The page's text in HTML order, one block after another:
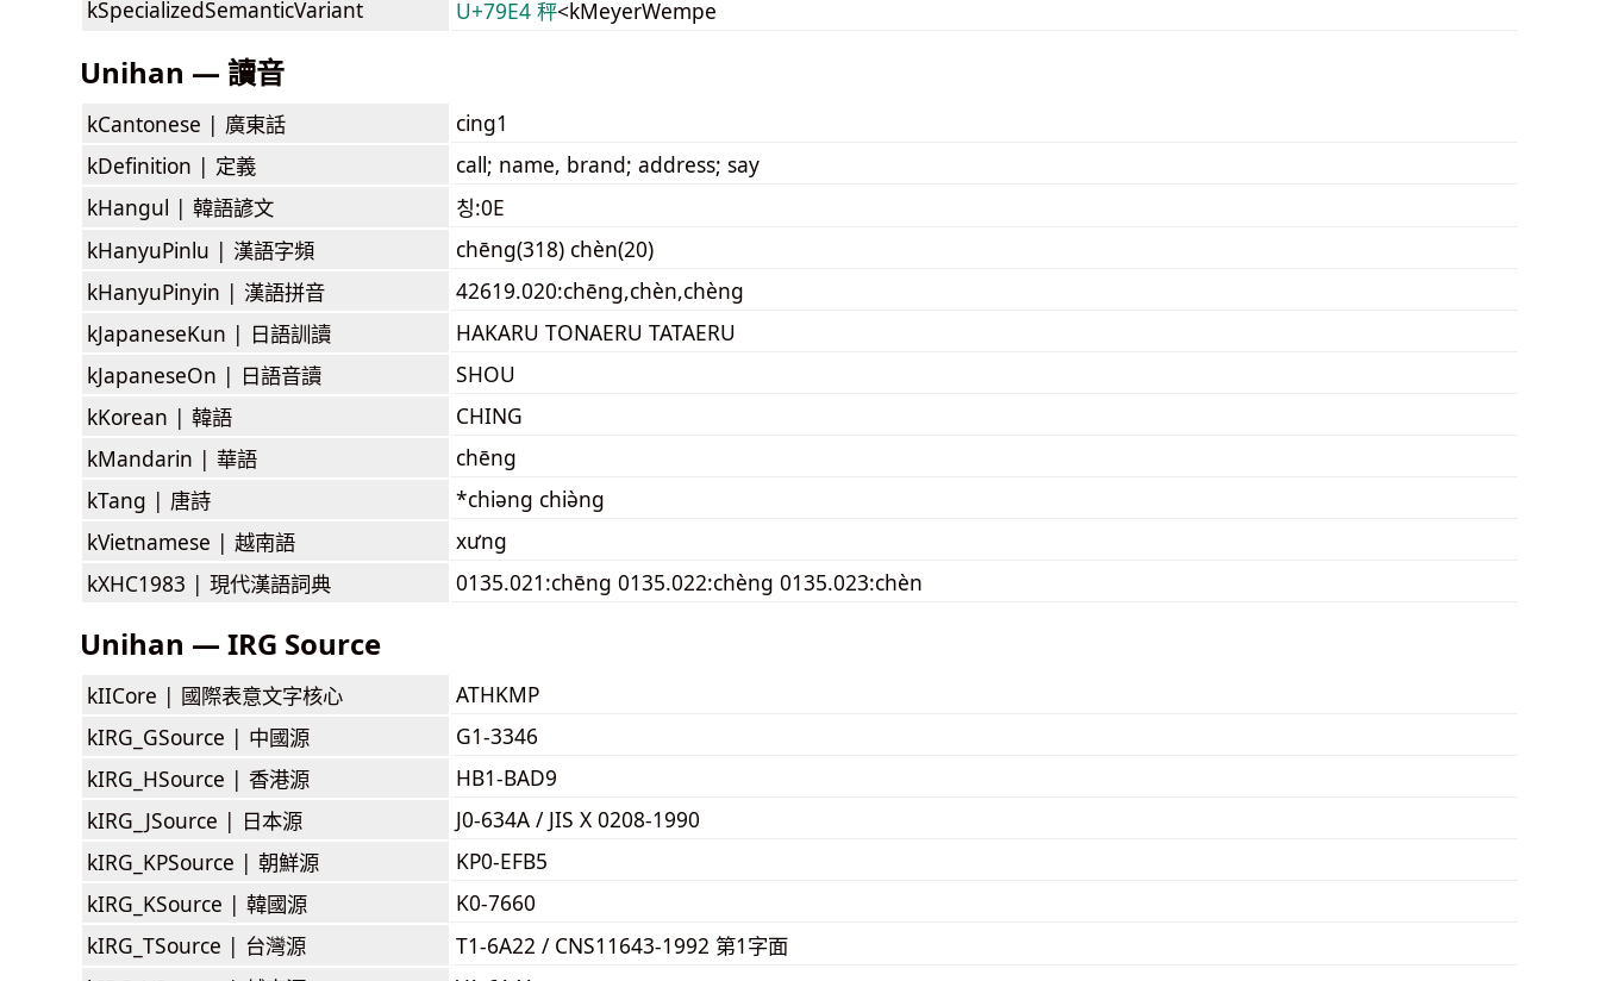
kSpecializedSemanticVariant
U+79E4 秤<kMeyerWempe
Unihan — 讀音
kCantonese | 廣東話
cing1
kDefinition | 定義
call; name, brand; address; say
kHangul | 韓語諺文
칭:0E
kHanyuPinlu | 漢語字頻
chēng(318) chèn(20)
kHanyuPinyin | 漢語拼音
42619.020:chēng,chèn,chèng
kJapaneseKun | 日語訓讀
HAKARU TONAERU TATAERU
kJapaneseOn | 日語音讀
SHOU
kKorean | 韓語
CHING
kMandarin | 華語
chēng
kTang | 唐詩
*chiəng chiə̀ng
kVietnamese | 越南語
xưng
kXHC1983 | 現代漢語詞典 0135.021:chēng 0135.022:chèng 0135.023:chèn
Unihan — IRG Source
kIICore | 國際表意文字核心
ATHKMP
kIRG_GSource | 中國源
G1-3346
kIRG_HSource | 香港源
HB1-BAD9
kIRG_JSource | 日本源
J0-634A / JIS X 0208-1990
kIRG_KPSource | 朝鮮源
KP0-EFB5
kIRG_KSource | 韓國源
K0-7660
kIRG_TSource | 台灣源
T1-6A22 / CNS11643-1992 第1字面